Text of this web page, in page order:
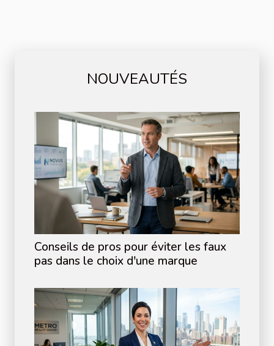
NOUVEAUTÉS
Conseils de pros pour éviter les faux
pas dans le choix d'une marque